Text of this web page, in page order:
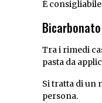
È
Tra i rimedi
pasta da
Si tratta di un
persona.